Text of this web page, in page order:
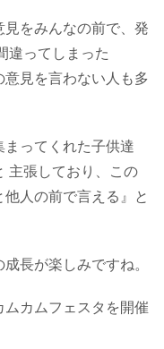
をみんなの前で、発
違ってしまった
見を言わない人も多
まってくれた子供達
主張しており、この
人の前で言える』と
長が楽しみですね。
ムカムフェスタを開催